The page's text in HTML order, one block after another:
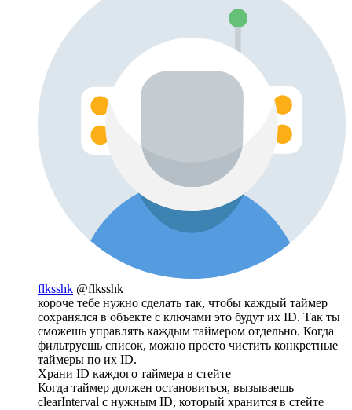
flksshk @flksshk
короче тебе нужно сделать так, чтобы каждый таймер
сохранялся в объекте с ключами это будут их ID. Так ты
сможешь управлять каждым таймером отдельно. Когда
фильтруешь список, можно просто чистить конкретные
таймеры по их ID.
Храни ID каждого таймера в стейте
Когда таймер должен остановиться, вызываешь
clearInterval с нужным ID, который хранится в стейте